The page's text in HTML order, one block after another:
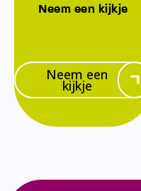
Neem een kijkje
Neem een
kijkje